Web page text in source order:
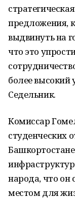
предложения,
выдвинуть на
что это
более высокий
Седельник.
Комиссар
студенческих
народа, что он
местом для